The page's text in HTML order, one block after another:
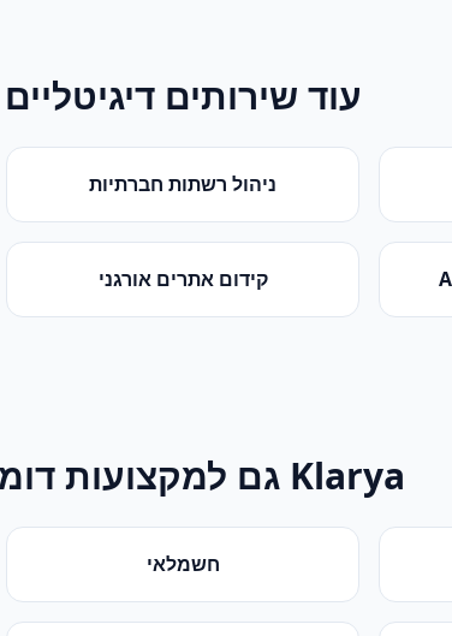
עוד שירותים דיגיטליים
ניהול רשתות חברתיות
קידום אתרים אורגני
Klarya גם למקצועות דומים
חשמלאי